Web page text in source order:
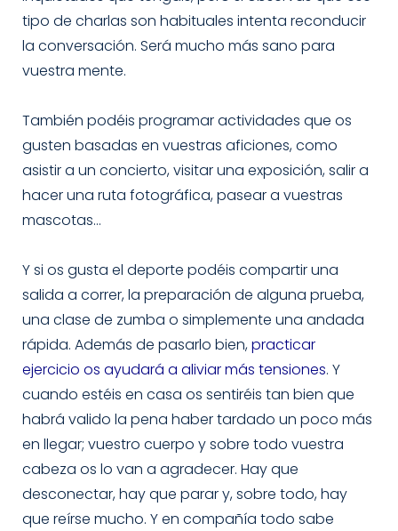
tipo de charlas son habituales intenta reconducir
la conversación. Será mucho más sano para
vuestra mente.
También podéis programar actividades que os
gusten basadas en vuestras aficiones, como
asistir a un concierto, visitar una exposición, salir a
hacer una ruta fotográfica, pasear a vuestras
mascotas…
Y si os gusta el deporte podéis compartir una
salida a correr, la preparación de alguna prueba,
una clase de zumba o simplemente una andada
rápida. Además de pasarlo bien,practicar
ejercicio os ayudará a aliviar más tensiones. Y
cuando estéis en casa os sentiréis tan bien que
habrá valido la pena haber tardado un poco más
en llegar; vuestro cuerpo y sobre todo vuestra
cabeza os lo van a agradecer. Hay que
desconectar, hay que parar y, sobre todo, hay
que reírse mucho. Y en compañía todo sabe